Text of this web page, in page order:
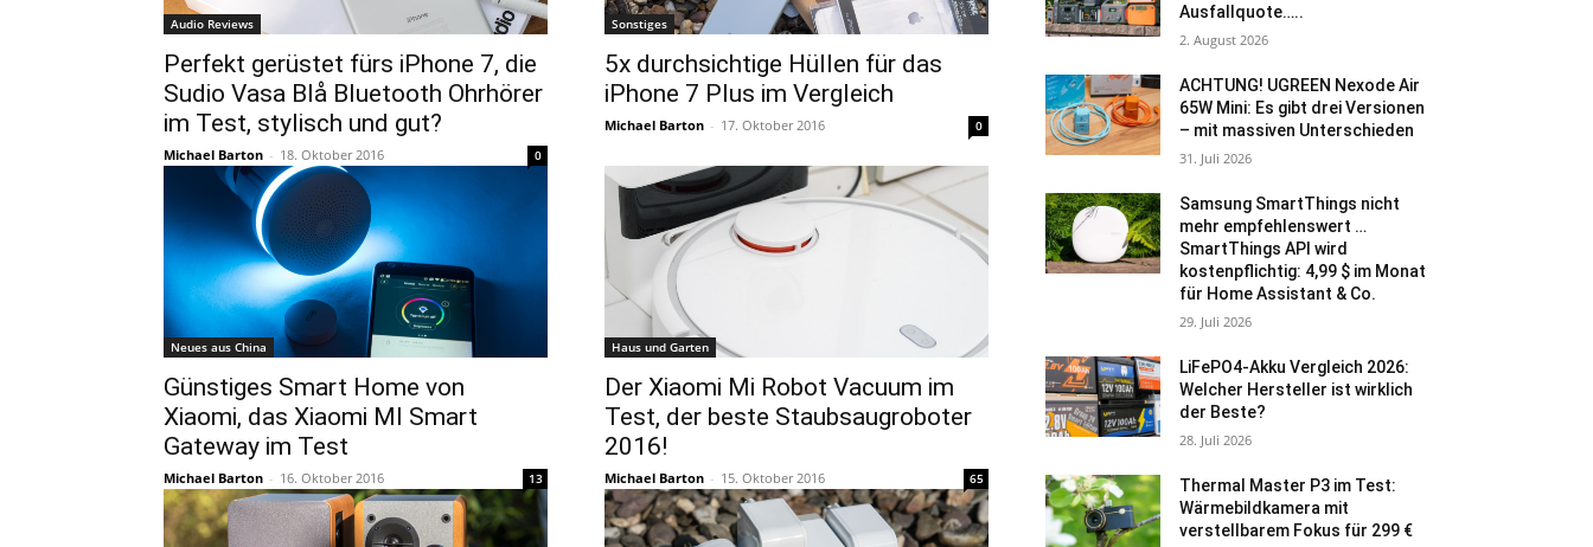
Audio Reviews
Perfekt gerüstet fürs iPhone 7, die
Sudio Vasa Blå Bluetooth Ohrhörer
im Test, stylisch und gut?
Michael Barton - 18. Oktober 2016 0
Sonstiges
5x durchsichtige Hüllen für das
iPhone 7 Plus im Vergleich
Michael Barton - 17. Oktober 2016 0
Neues aus China
Günstiges Smart Home von
Xiaomi, das Xiaomi MI Smart
Gateway im Test
Michael Barton - 16. Oktober 2016 13
Haus und Garten
Der Xiaomi Mi Robot Vacuum im
Test, der beste Staubsaugroboter
2016!
Michael Barton - 15. Oktober 2016 65
Ausfallquote…..
2. August 2026
ACHTUNG! UGREEN Nexode Air
65W Mini: Es gibt drei Versionen
– mit massiven Unterschieden
31. Juli 2026
Samsung SmartThings nicht
mehr empfehlenswert …
SmartThings API wird
kostenpflichtig: 4,99 $ im Monat
für Home Assistant & Co.
29. Juli 2026
LiFePO4-Akku Vergleich 2026:
Welcher Hersteller ist wirklich
der Beste?
28. Juli 2026
Thermal Master P3 im Test:
Wärmebildkamera mit
verstellbarem Fokus für 299 €